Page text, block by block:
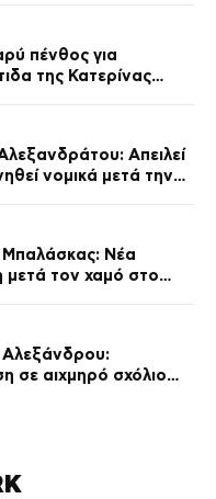
πένθος για
της Κατερίνας
Απειλεί
νομικά μετά την
Νέα
μετά τον χαμό στο
σε αιχμηρό σχόλιο